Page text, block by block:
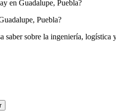
en Guadalupe, Puebla?
Puebla?
saber sobre la ingeniería,